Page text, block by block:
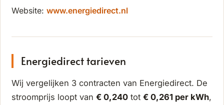
Website: www.energiedirect.nl
Energiedirect tarieven
Wij vergelijken 3 contracten van Energiedirect. De
stroomprijs loopt van € 0,240 tot € 0,261 per kWh,